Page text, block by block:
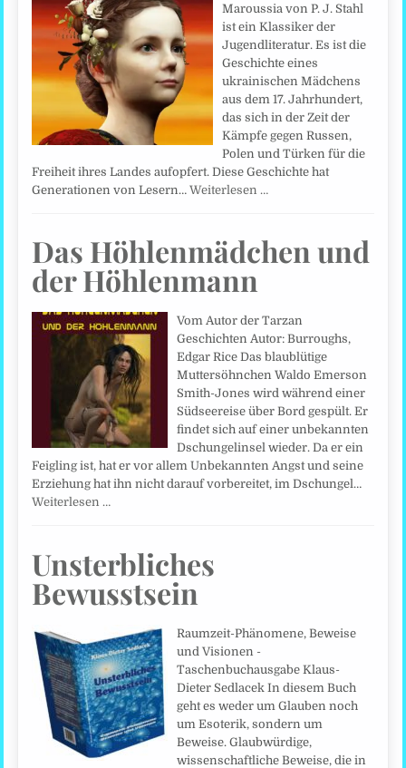
Maroussia von P. J. Stahl
ist ein Klassiker der
Jugendliteratur. Es ist die
Geschichte eines
ukrainischen Mädchens
aus dem 17. Jahrhundert,
das sich in der Zeit der
Kämpfe gegen Russen,
Polen und Türken für die
Freiheit ihres Landes aufopfert. Diese Geschichte hat
Generationen von Lesern…Weiterlesen …
Das Höhlenmädchen und
der Höhlenmann
Vom Autor der Tarzan
Geschichten Autor: Burroughs,
Edgar Rice Das blaublütige
Muttersöhnchen Waldo Emerson
Smith-Jones wird während einer
Südseereise über Bord gespült. Er
findet sich auf einer unbekannten
Dschungelinsel wieder. Da er ein
Feigling ist, hat er vor allem Unbekannten Angst und seine
Erziehung hat ihn nicht darauf vorbereitet, im Dschungel…
Weiterlesen …
Unsterbliches
Bewusstsein
Raumzeit-Phänomene, Beweise
und Visionen -
Taschenbuchausgabe Klaus-
Dieter Sedlacek In diesem Buch
geht es weder um Glauben noch
um Esoterik, sondern um
Beweise. Glaubwürdige,
wissenschaftliche Beweise, die in